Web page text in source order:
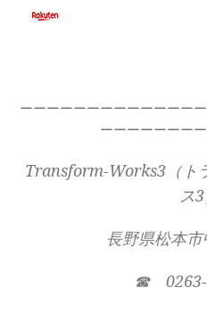
ーーーーーーーーーーーーー
ーーーーーーー
Transform-Works3（
ス3
長野県松本
☎ 0263-